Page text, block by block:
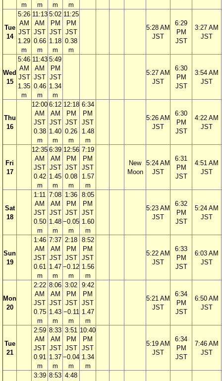
m
m
m
m
Tue
14
5:26
AM
JST
1.29
m
11:13
AM
JST
0.66
m
5:02
PM
JST
1.18
m
11:25
PM
JST
0.38
m
5:28 AM
JST
6:29
PM
JST
3:27 AM
JST
Wed
15
5:46
AM
JST
1.35
m
11:43
AM
JST
0.46
m
5:49
PM
JST
1.34
m
5:27 AM
JST
6:30
PM
JST
3:54 AM
JST
Thu
16
12:00
AM
JST
0.38
m
6:12
AM
JST
1.40
m
12:18
PM
JST
0.26
m
6:34
PM
JST
1.48
m
5:26 AM
JST
6:30
PM
JST
4:22 AM
JST
Fri
17
12:35
AM
JST
0.42
m
6:39
AM
JST
1.45
m
12:56
PM
JST
0.08
m
7:19
PM
JST
1.57
m
New
Moon
5:24 AM
JST
6:31
PM
JST
4:51 AM
JST
Sat
18
1:11
AM
JST
0.50
m
7:08
AM
JST
1.48
m
1:36
PM
JST
−0.05
m
8:05
PM
JST
1.60
m
5:23 AM
JST
6:32
PM
JST
5:24 AM
JST
Sun
19
1:46
AM
JST
0.61
m
7:37
AM
JST
1.47
m
2:18
PM
JST
−0.12
m
8:52
PM
JST
1.56
m
5:22 AM
JST
6:33
PM
JST
6:03 AM
JST
Mon
20
2:22
AM
JST
0.75
m
8:06
AM
JST
1.43
m
3:02
PM
JST
−0.11
m
9:42
PM
JST
1.47
m
5:21 AM
JST
6:34
PM
JST
6:50 AM
JST
Tue
21
2:59
AM
JST
0.91
m
8:33
AM
JST
1.37
m
3:51
PM
JST
−0.04
m
10:40
PM
JST
1.34
m
5:19 AM
JST
6:34
PM
JST
7:46 AM
JST
3:39 8:53 4:48